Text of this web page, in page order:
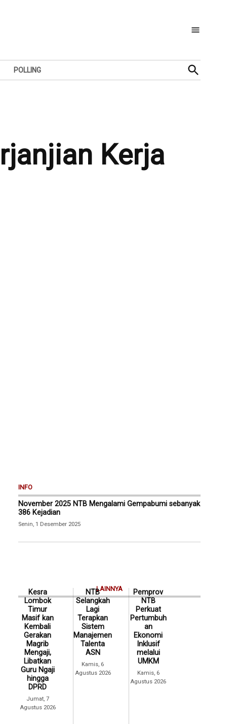
POLLING
Open
Search
INFO
November 2025 NTB Mengalami Gempabumi sebanyak
386 Kejadian
Senin, 1 Desember 2025
LAINNYA
Kesra
Lombok
Timur
Masif kan
Kembali
Gerakan
Magrib
Mengaji,
Libatkan
Guru Ngaji
hingga
DPRD
Jumat, 7
Agustus 2026
NTB
Selangkah
Lagi
Terapkan
Sistem
Manajemen
Talenta
ASN
Kamis, 6
Agustus 2026
Pemprov
NTB
Perkuat
Pertumbuh
an
Ekonomi
Inklusif
melalui
UMKM
Kamis, 6
Agustus 2026